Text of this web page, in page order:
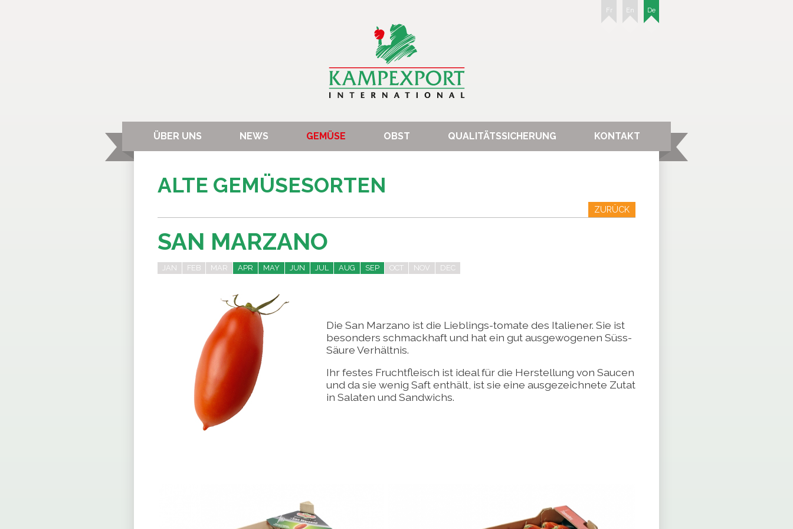
De
En
Fr
ÜBER UNS NEWS GEMÜSE OBST QUALITÄTSSICHERUNG KONTAKT
ALTE GEMÜSESORTEN
ZURÜCK
SAN MARZANO
JAN FEB MAR APR MAY JUN JUL AUG SEP OCT NOV DEC
Die San Marzano ist die Lieblings-tomate des Italiener. Sie ist
besonders schmackhaft und hat ein gut ausgewogenen Süss-
Säure Verhältnis.
Ihr festes Fruchtfleisch ist ideal für die Herstellung von Saucen
und da sie wenig Saft enthält, ist sie eine ausgezeichnete Zutat
in Salaten und Sandwichs.